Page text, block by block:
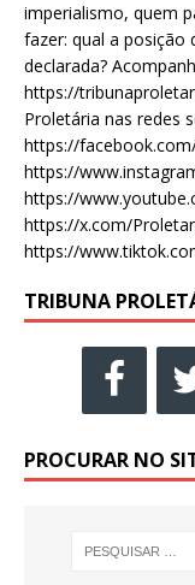
imperialismo, quem
fazer: qual a posição
declarada?
https://
Proletária nas redes
https://
https://
https://
https://x.com/
https://
TRIBUNA
PROCURAR NO